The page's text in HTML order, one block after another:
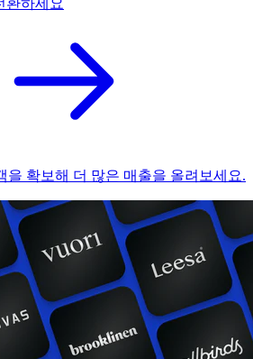
환하세요
을 확보해 더 많은 매출을 올려보세요.